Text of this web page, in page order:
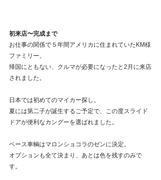
初来店〜完成まで
お仕事の関係で５年間アメリカに住まれていたKM様
ファミリー。
帰国にともない、クルマが必要になったと2月に来店
されました。
日本では初めてのマイカー探し。
夏には第二子が誕生するご予定で、この度スライド
ドアが便利なカングーを選ばれました。
ベース車輌はマロンショコラのゼンに決定。
オプションも全て決まり、あとは色を残すのみで
す。